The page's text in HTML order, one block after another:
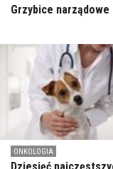
Grzybice
ONKOLOGIA